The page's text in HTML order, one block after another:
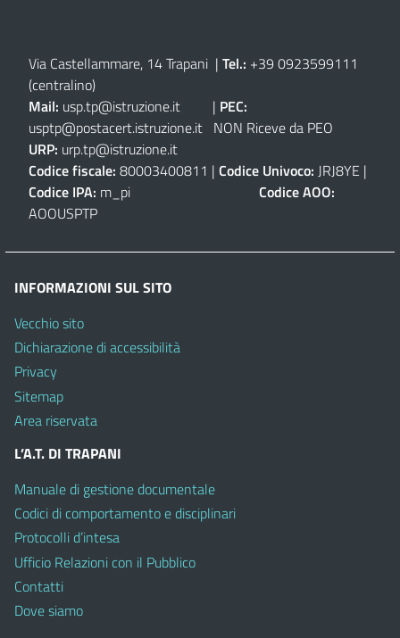
Via Castellammare, 14 Trapani | Tel.: +39 0923599111
(centralino)
Mail: usp.tp@istruzione.it | PEC:
usptp@postacert.istruzione.it NON Riceve da PEO
URP: urp.tp@istruzione.it
Codice fiscale: 80003400811 | Codice Univoco: JRJ8YE |
Codice IPA: m_pi Codice AOO:
AOOUSPTP
INFORMAZIONI SUL SITO
Vecchio sito
Dichiarazione di accessibilità
Privacy
Sitemap
Area riservata
L’A.T. DI TRAPANI
Manuale di gestione documentale
Codici di comportamento e disciplinari
Protocolli d’intesa
Ufficio Relazioni con il Pubblico
Contatti
Dove siamo